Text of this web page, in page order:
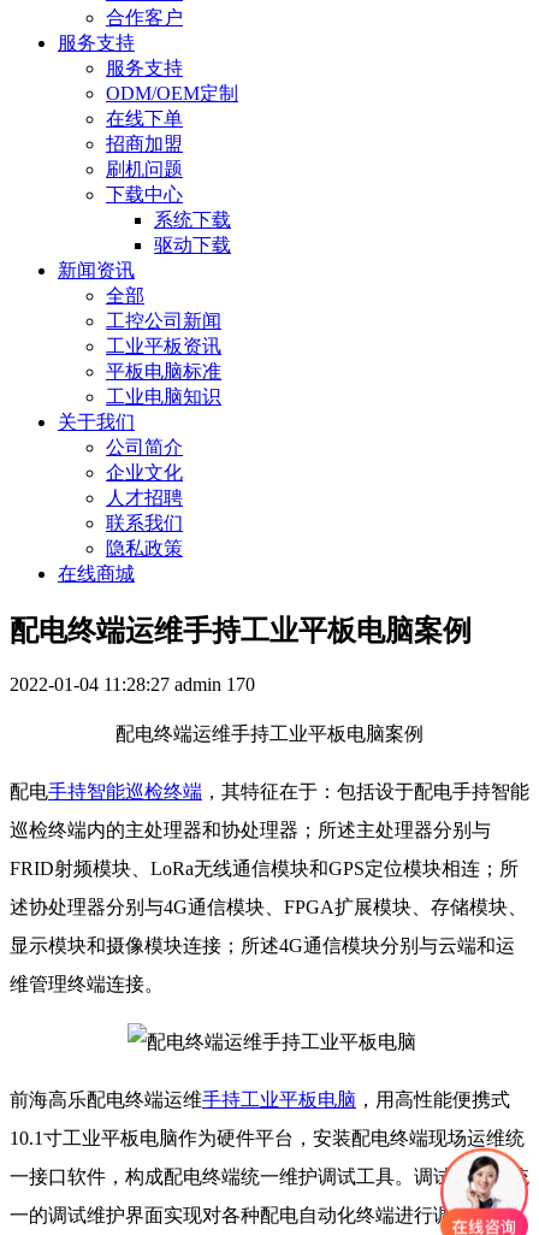
合作客户
服务支持
服务支持
ODM/OEM定制
在线下单
招商加盟
刷机问题
下载中心
系统下载
驱动下载
新闻资讯
全部
工控公司新闻
工业平板资讯
平板电脑标准
工业电脑知识
关于我们
公司简介
企业文化
人才招聘
联系我们
隐私政策
在线商城
配电终端运维手持工业平板电脑案例
2022-01-04 11:28:27 admin 170
配电终端运维手持工业平板电脑案例
配电手持智能巡检终端 ，其特征在于：包括设于配电手持智能
巡检终端内的主处理器和协处理器；所述主处理器分别与
FRID射频模块、LoRa无线通信模块和GPS定位模块相连；所
述协处理器分别与4G通信模块、FPGA扩展模块、存储模块、
显示模块和摄像模块连接；所述4G通信模块分别与云端和运
维管理终端连接。
前海高乐配电终端运维手持工业平板电脑 ，用高性能便携式
10.1寸工业平板电脑作为硬件平台，安装配电终端现场运维统
一接口软件，构成配电终端统一维护调试工具。调试工具用统
一的调试维护界面实现对各种配电自动化终端进行调试和维